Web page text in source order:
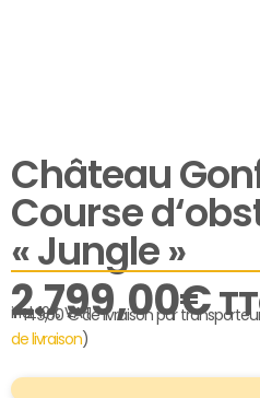
Château
Course
« Jungle »
2.799,00€
incl. 19% VAT
+ 149,00 € de livraison par
de livraison)